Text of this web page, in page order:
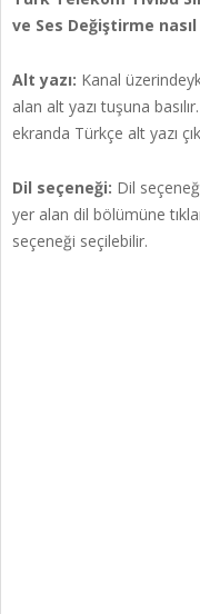
ve Ses Değiştirme nasıl
Alt yazı: Kanal
alan alt yazı tuşuna
ekranda Türkçe alt yazı
Dil seçeneği: Dil
yer alan dil bölümüne
seçeneği seçilebilir.